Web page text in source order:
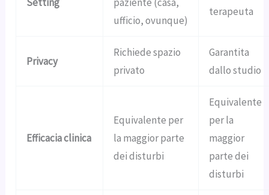
ufficio, ovunque)
terapeuta
Privacy
Richiede spazio
privato
Garantita
dallo studio
Efficacia clinica
Equivalente per
la maggior parte
dei disturbi
Equivalente
per la
maggior
parte dei
disturbi